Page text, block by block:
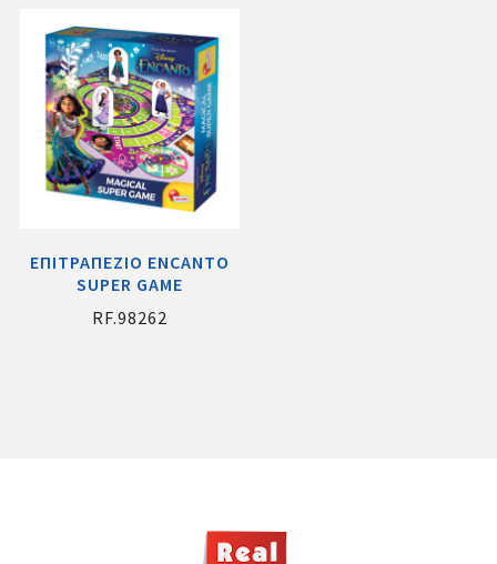
EΠΙΤΡΑΠΕΖΙΟ ENCANTO
SUPER GAME
RF.98262